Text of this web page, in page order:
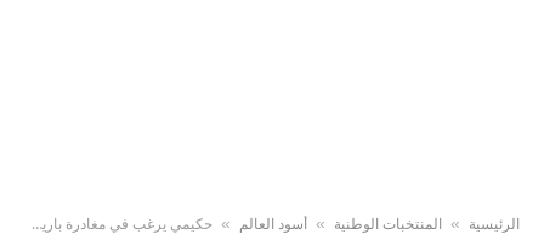
الرئيسية » المنتخبات الوطنية » أسود العالم » حكيمي يرغب في مغادرة باريس سان جيرمان هذا الصيف